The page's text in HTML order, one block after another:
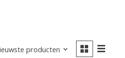
producten